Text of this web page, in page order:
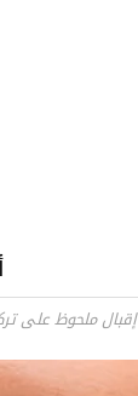
إقبال ملحوظ على